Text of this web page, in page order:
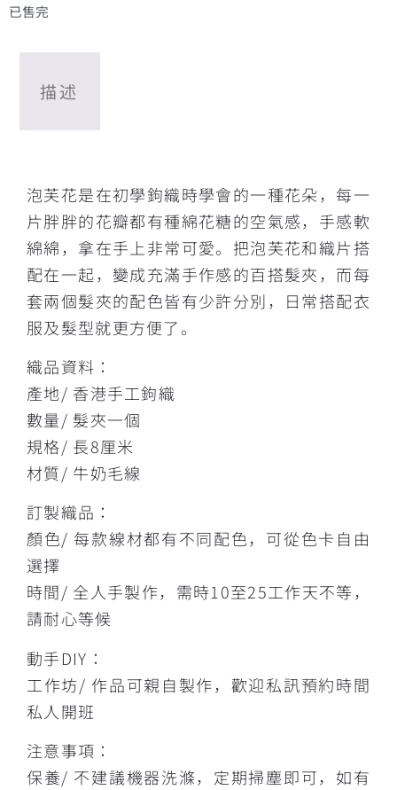
已售完
描述
泡芙花是在初學鉤織時學會的一種花朵，每一
片胖胖的花瓣都有種綿花糖的空氣感，手感軟
綿綿，拿在手上非常可愛。把泡芙花和織片搭
配在一起，變成充滿手作感的百搭髮夾，而每
套兩個髮夾的配色皆有少許分別，日常搭配衣
服及髮型就更方便了。
織品資料：
產地/ 香港手工鉤織
數量/ 髮夾一個
規格/ 長8厘米
材質/ 牛奶毛線
訂製織品：
顏色/ 每款線材都有不同配色，可從色卡自由
選擇
時間/ 全人手製作，需時10至25工作天不等，
請耐心等候
動手DIY：
工作坊/ 作品可親自製作，歡迎私訊預約時間
私人開班
注意事項：
保養/ 不建議機器洗滌，定期掃塵即可，如有